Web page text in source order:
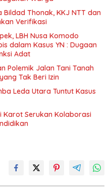
Thonak, KKJ NTT dan
Verifikasi
LBH Nusa Komodo
dalam Kasus YN : Dugaan
Adat
Polemik Jalan Tani Tanah
Tak Beri Izin
Leda Utara Tuntut Kasus
Karot Serukan Kolaborasi